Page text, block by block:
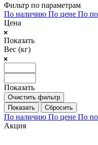
Фильтр по параметрам
По наличию По цене По
Цена
Показать
Вес (кг)
Показать
Очистить фильтр
Сбросить
По наличию По цене По
Акция